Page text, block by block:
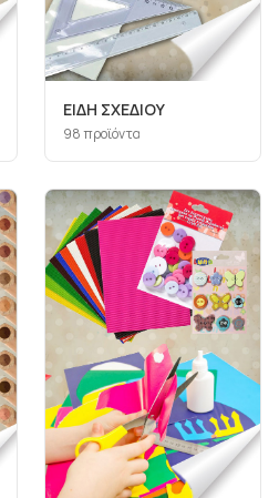
ΕΙΔΗ ΣΧΕΔΙΟΥ
98προϊόντα